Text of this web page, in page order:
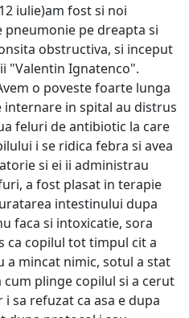
iulie)am fost si noi
pe dreapta si
obstructiva, si inceput
"Valentin Ignatenco".
o poveste foarte lunga
internare in spital au distrus
feluri de antibiotic la care
i se ridica febra si avea
si ei ii administrau
a fost plasat in terapie
intestinului dupa
faca si intoxicatie, sora
ca copilul tot timpul cit a
a mincat nimic, sotul a stat
cum plinge copilul si a cerut
sa refuzat ca asa e dupa